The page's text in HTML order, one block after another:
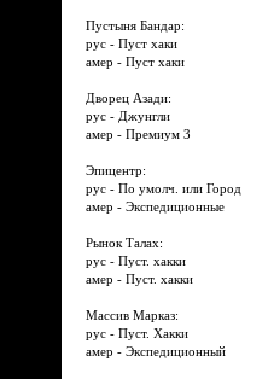
Пустыня Бандар:
рус - Пуст хаки
амер - Пуст хаки
Дворец Азади:
рус - Джунгли
амер - Премиум 3
Эпицентр:
рус - По умолч. или Город
амер - Экспедиционные
Рынок Талах:
рус - Пуст. хакки
амер - Пуст. хакки
Массив Марказ:
рус - Пуст. Хакки
амер - Экспедиционный